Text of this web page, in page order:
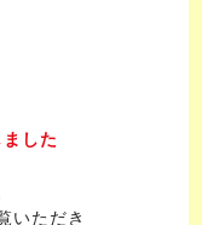
した
いただき